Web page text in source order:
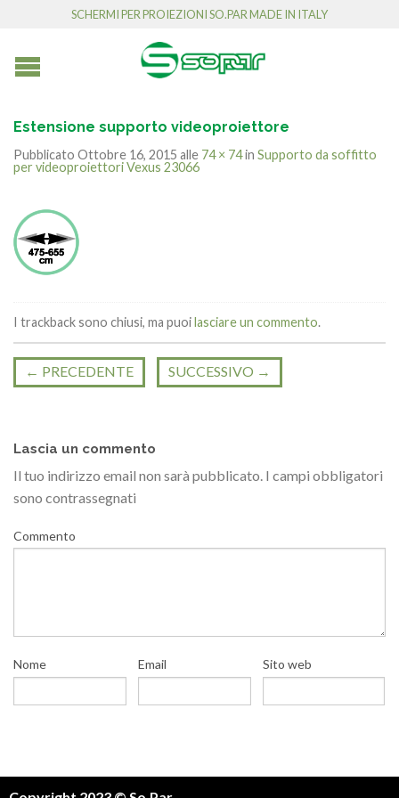
SCHERMI PER PROIEZIONI SO.PAR MADE IN ITALY
Estensione supporto videoproiettore
Pubblicato Ottobre 16, 2015 alle 74 × 74in Supporto da soffitto
per videoproiettori Vexus 23066
I trackback sono chiusi, ma puoilasciare un commento.
← PRECEDENTE SUCCESSIVO →
Lascia un commento
Il tuo indirizzo email non sarà pubblicato. I campi obbligatori
sono contrassegnati
Commento
Nome Email Sito web